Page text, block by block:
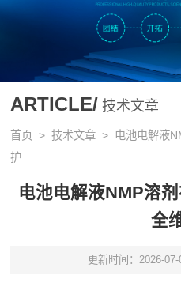
ARTICLE/ 技术文章
首页 >技术文章 > 电池电解液
护
电池电解液NMP溶
全
更新时间：2026-07-